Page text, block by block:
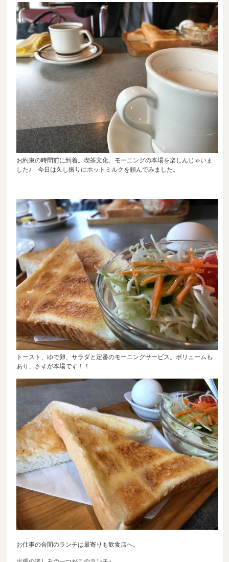
お約束の時間前に到着。喫茶文化、モーニングの本場を楽しんじゃいま
した♪ 今日は久し振りにホットミルクを頼んでみました。
トースト、ゆで卵、サラダと定番のモーニングサービス。ボリュームも
あり、さすが本場です！！
お仕事の合間のランチは最寄りも飲食店へ。